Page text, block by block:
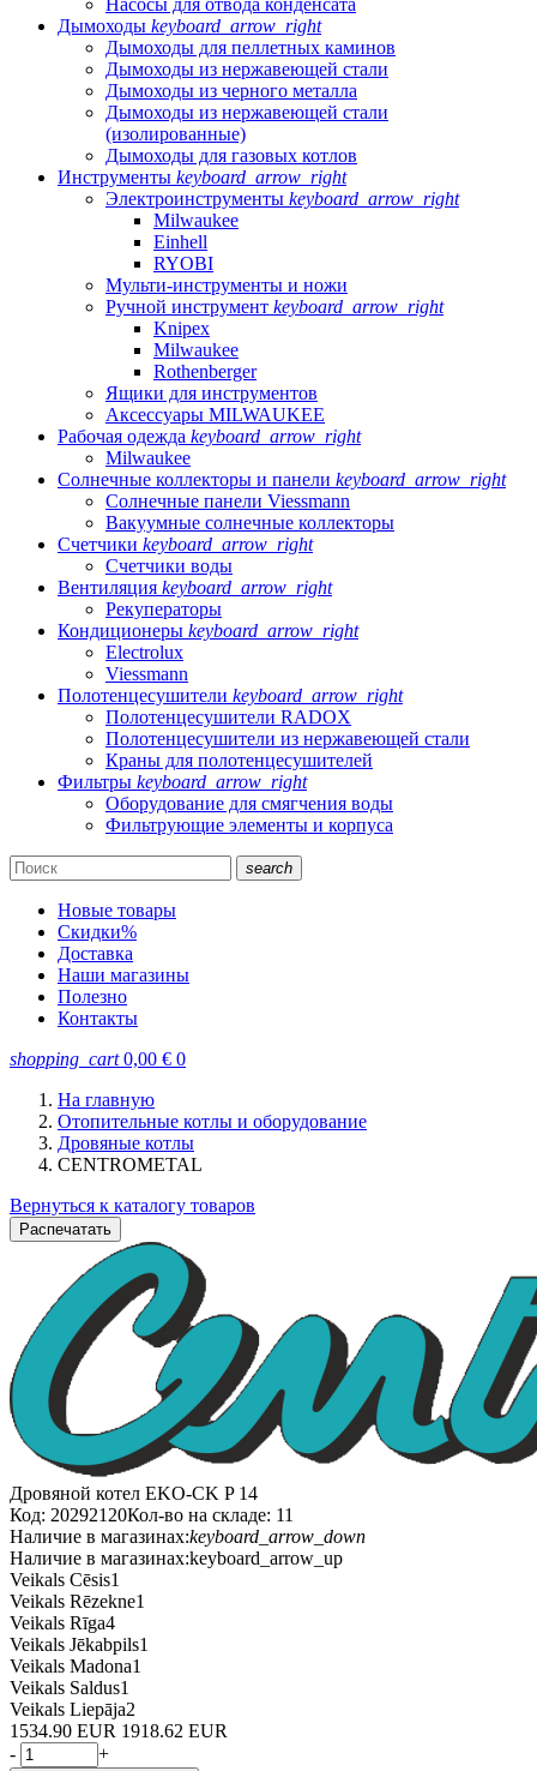
Насосы для отвода конденсата
Дымоходы keyboard_arrow_right
Дымоходы для пеллетных каминов
Дымоходы из нержавеющей стали
Дымоходы из черного металла
Дымоходы из нержавеющей стали
(изолированные)
Дымоходы для газовых котлов
Инструменты keyboard_arrow_right
Электроинструменты keyboard_arrow_right
Milwaukee
Einhell
RYOBI
Мульти-инструменты и ножи
Ручной инструмент keyboard_arrow_right
Knipex
Milwaukee
Rothenberger
Ящики для инструментов
Аксессуары MILWAUKEE
Рабочая одежда keyboard_arrow_right
Milwaukee
Солнечные коллекторы и панели keyboard_arrow_right
Солнечные панели Viessmann
Вакуумные солнечные коллекторы
Счетчики keyboard_arrow_right
Счетчики воды
Вентиляция keyboard_arrow_right
Рекуператоры
Кондиционеры keyboard_arrow_right
Electrolux
Viessmann
Полотенцесушители keyboard_arrow_right
Полотенцесушители RADOX
Полотенцесушители из нержавеющей стали
Краны для полотенцесушителей
Фильтры keyboard_arrow_right
Оборудование для смягчения воды
Фильтрующие элементы и корпуса
search
Новые товары
Скидки%
Доставка
Наши магазины
Полезно
Контакты
shopping_cart 0,00 € 0
На главную
Отопительные котлы и оборудование
Дровяные котлы
CENTROMETAL
Вернуться к каталогу товаров
Распечатать
Дровяной котел EKO-CK P 14
Код: 20292120Кол-во на складе: 11
Наличие в магазинах:keyboard_arrow_down
Наличие в магазинах:keyboard_arrow_up
Veikals Cēsis1
Veikals Rēzekne1
Veikals Rīga4
Veikals Jēkabpils1
Veikals Madona1
Veikals Saldus1
Veikals Liepāja2
1534.90 EUR 1918.62 EUR
-
+